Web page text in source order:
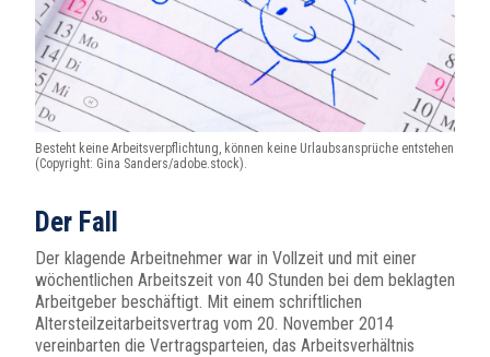
Besteht keine Arbeitsverpflichtung, können keine Urlaubsansprüche entstehen
(Copyright: Gina Sanders/adobe.stock).
Der Fall
Der klagende Arbeitnehmer war in Vollzeit und mit einer
wöchentlichen Arbeitszeit von 40 Stunden bei dem beklagten
Arbeitgeber beschäftigt. Mit einem schriftlichen
Altersteilzeitarbeitsvertrag vom 20. November 2014
vereinbarten die Vertragsparteien, das Arbeitsverhältnis